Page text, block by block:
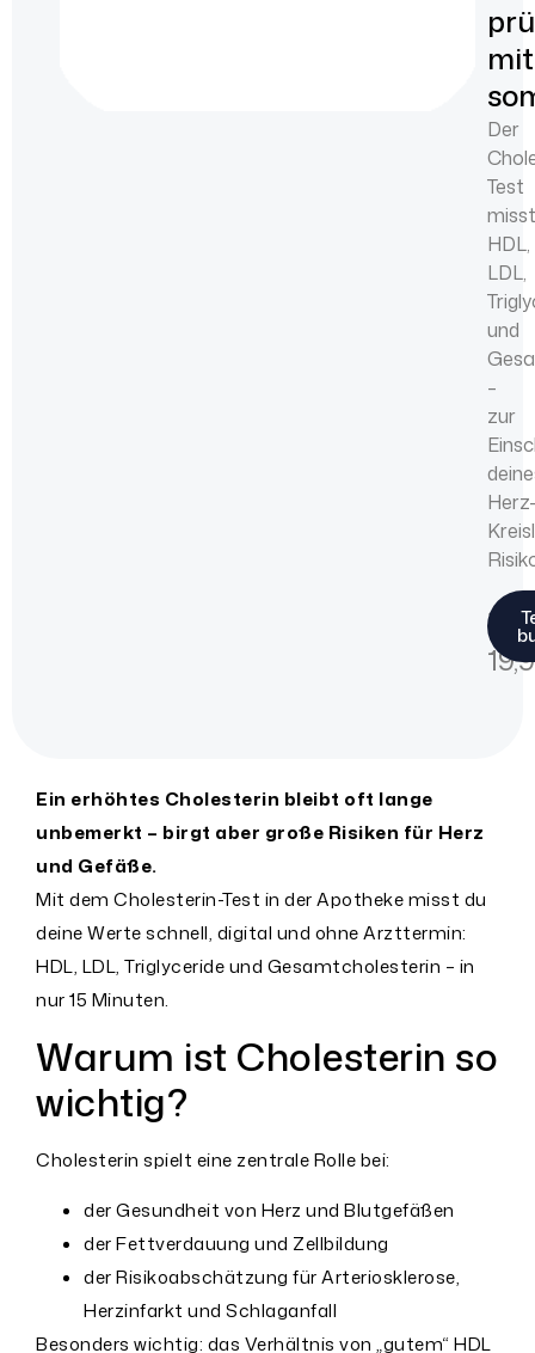
mit
Der
Test
misst
HDL,
LDL,
und
–
zur
€
Ein erhöhtes Cholesterin bleibt oft lange
unbemerkt – birgt aber große Risiken für Herz
und Gefäße.
Mit dem Cholesterin-Test in der Apotheke misst du
deine Werte schnell, digital und ohne Arzttermin:
HDL, LDL, Triglyceride und Gesamtcholesterin – in
nur 15 Minuten.
Warum ist Cholesterin so
wichtig?
Cholesterin spielt eine zentrale Rolle bei:
der Gesundheit von Herz und Blutgefäßen
der Fettverdauung und Zellbildung
der Risikoabschätzung für Arteriosklerose,
Herzinfarkt und Schlaganfall
Besonders wichtig: das Verhältnis von „gutem“ HDL